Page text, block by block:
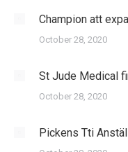
Champion att
October 28, 2020
St Jude Medical
October 28, 2020
Pickens Tti